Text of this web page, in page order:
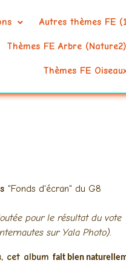
Autres thèmes FE
Thèmes FE Arbre (Nature2)
Thèmes FE
"Fonds d'écran" du G8
pour le résultat du vote
sur Yala Photo).
cet albumfait bien